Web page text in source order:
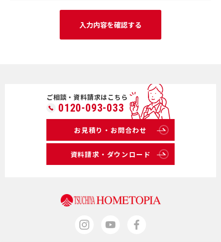
ご相談・資料請求はこちら
0120-093-033
お見積り・お問合わせ
資料請求・ダウンロード